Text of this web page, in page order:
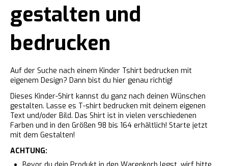
gestalten und
bedrucken
Auf der Suche nach einem Kinder Tshirt bedrucken mit
eigenem Design? Dann bist du hier genau richtig!
Dieses Kinder-Shirt kannst du ganz nach deinen Wünschen
gestalten. Lasse es T-shirt bedrucken mit deinem eigenen
Text und/oder Bild. Das Shirt ist in vielen verschiedenen
Farben und in den Größen 98 bis 164 erhältlich! Starte jetzt
mit dem Gestalten!
ACHTUNG: